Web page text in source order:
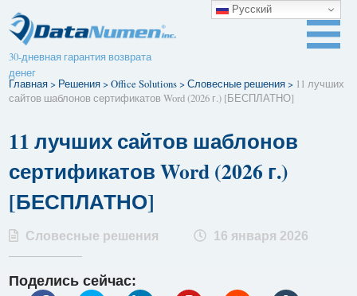
30-дневная гарантия возврата
денег
Главная> Решения>Office Solutions>Словесные решения> 11 лучших
сайтов шаблонов сертификатов Word (2026 г.) [БЕСПЛАТНО]
11 лучших сайтов шаблонов
сертификатов Word (2026 г.)
[БЕСПЛАТНО]
Словесные решения 16 января 2026
Поделись сейчас:
Русский